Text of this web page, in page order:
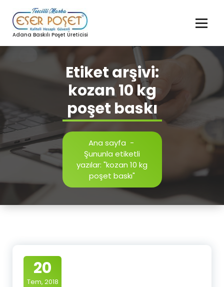
geç
Adana Baskılı Poşet Üreticisi
Etiket arşivi:
kozan 10 kg
poşet baskı
Ana sayfa -
Şununla etiketli
yazılar: "kozan 10 kg
poşet baskı"
20
Tem, 2018